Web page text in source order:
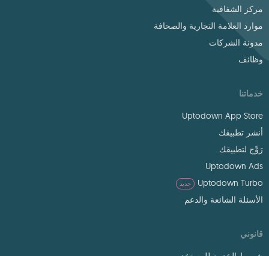
مركز الشفافية
موارد العلامة التجارية والصحافة
مدونة الشركات
وظائف
خدماتنا
Uptodown App Store
أنشر تطبيقك
رَوِّج لتطبيقك
Uptodown Ads
Uptodown Turbo
جديد
الأسئلة الشائعة والدعم
قانوني